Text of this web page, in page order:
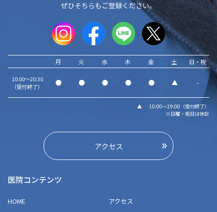
ぜひそちらもご登録ください。
月 火 水 木 金 土 日・祝
10:00～20:30
（受付終了）
● ● ● ● ● ▲ -
▲ … 10:00～19:00（受付終了）
※日曜・祝日は休診
アクセス
医院コンテンツ
HOME
アクセス